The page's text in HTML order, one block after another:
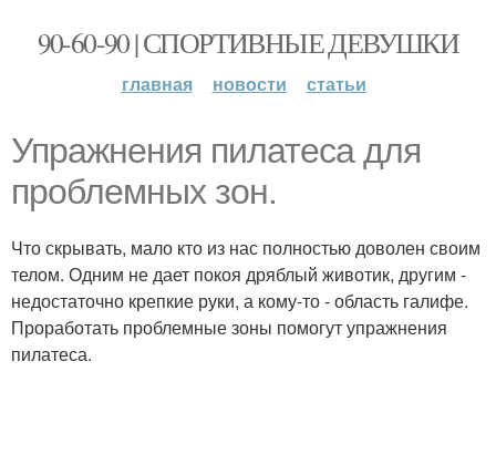
90-60-90 | СПОРТИВНЫЕ ДЕВУШКИ
главная новости статьи
Упражнения пилатеса для
проблемных зон.
Что скрывать, мало кто из нас полностью доволен своим
телом. Одним не дает покоя дряблый животик, другим -
недостаточно крепкие руки, а кому-то - область галифе.
Проработать проблемные зоны помогут упражнения
пилатеса.